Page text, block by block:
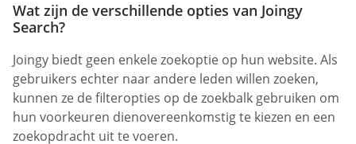
Wat zijn de verschillende opties van Joingy
Search?
Joingy biedt geen enkele zoekoptie op hun website. Als
gebruikers echter naar andere leden willen zoeken,
kunnen ze de filteropties op de zoekbalk gebruiken om
hun voorkeuren dienovereenkomstig te kiezen en een
zoekopdracht uit te voeren.